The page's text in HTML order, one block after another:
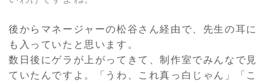
後からマネージャーの松谷さん経由で、先生の耳に
も入っていたと思います。
数日後にゲラが上がってきて、制作室でみんなで見
ていたんですよ。「うわ、これ真っ白じゃん」「こ